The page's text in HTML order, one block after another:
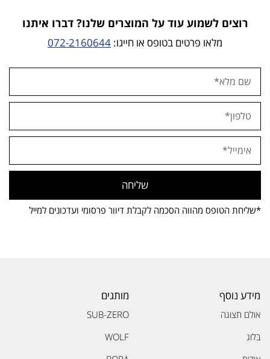
רוצים לשמוע עוד על המוצרים שלנו? דברו איתנו
מלאו פרטים בטופס או חייגו: 072-2160644
שליחה
*שליחת הטופס מהווה הסכמה לקבלת דיוור פרסומי ועדכונים למייל
מידע נוסף
אולם תצוגה
בלוג
מותגים
SUB-ZERO
WOLF